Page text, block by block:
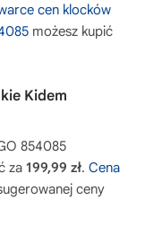
cen klocków
możesz kupić
Kidem
854085
za 199,99 zł. Cena
ceny